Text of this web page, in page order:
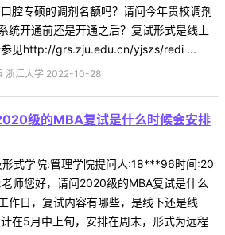
腔专硕的调剂名额吗？请问今年贵校调剂
统开通前还是开通之后？复试形式是线上
参见http://grs.zju.edu.cn/yjszs/redi ...
浙江大学 2022-10-28
级的MBA复试是什么时候会安排
式学院:管理学院提问人:18***96时间:20
师您好，请问2020级的MBA复试是什么
作日，复试内容有哪些，是线下还是线
在5月中上旬，安排在周末，形式为远程